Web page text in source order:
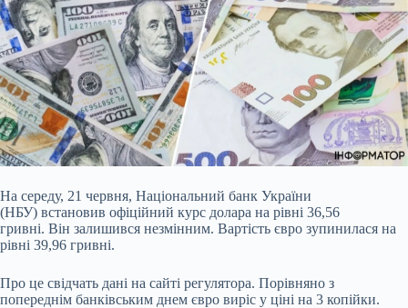
На середу, 21 червня, Національний банк України
(НБУ) встановив офіційний курс долара на рівні 36,56
гривні. Він залишився незмінним. Вартість євро зупинилася на
рівні 39,96 гривні.
Про це свідчать дані на сайті регулятора. Порівняно з
попереднім банківським днем євро виріс у ціні на 3 копійки.